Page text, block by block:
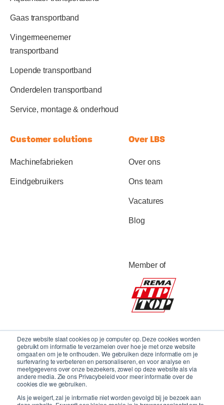
Deze website slaat cookies op je computer op. Deze cookies worden
gebruikt om informatie te verzamelen over hoe je met onze website
omgaat en om je te onthouden. We gebruiken deze informatie om je
surfervaring te verbeteren en personaliseren, en voor analyse en
meetgegevens over onze bezoekers, zowel op deze website als via
andere media. Zie ons Privacybeleid voor meer informatie over de
cookies die we gebruiken.
Als je weigert, zal je informatie niet worden gevolgd bij je bezoek aan
Gaas transportband
Vingermeenemer
transportband
Lopende transportband
Onderdelen transportband
Service, montage & onderhoud
Customer solutions
Machinefabrieken
Eindgebruikers
Over LBS
Over ons
Ons team
Vacatures
Blog
Member of